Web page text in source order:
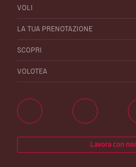
VOLI
LA TUA PRENOTAZIONE
SCOPRI
VOLOTEA
Lavora con noi